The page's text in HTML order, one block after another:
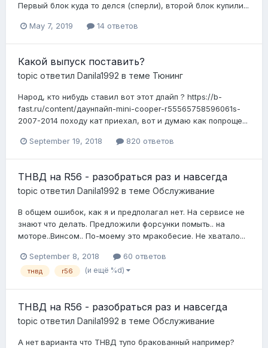
Первый блок куда то делся (сперли), второй блок купили...
May 7, 2019 14 ответов
Какой выпуск поставить?
topic ответил Danila1992 в теме Тюнинг
Народ, кто нибудь ставил вот этот дпайп ? https://b-
fast.ru/content/даунпайп-mini-cooper-r55565758596061s-
2007-2014 походу кат приехал, вот и думаю как попроще...
September 19, 2018 820 ответов
ТНВД на R56 - разобраться раз и навсегда
topic ответил Danila1992 в теме Обслуживание
В общем ошибок, как я и предполагал нет. На сервисе не
знают что делать. Предложили форсунки помыть.. на
моторе..Винсом.. По-моему это мракобесие. Не хватало...
September 8, 2018 60 ответов
тнвд r56 (и ещё %d)
ТНВД на R56 - разобраться раз и навсегда
topic ответил Danila1992 в теме Обслуживание
А нет варианта что ТНВД тупо бракованный например?